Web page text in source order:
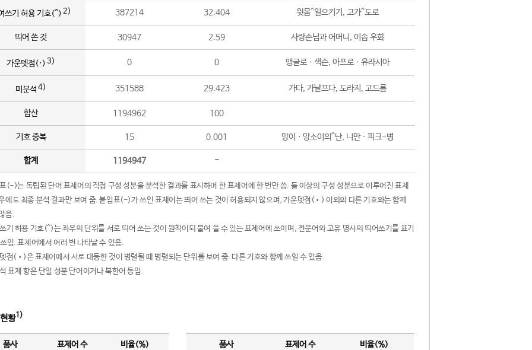
쓰기 허용 기호(^) 2) 387214 32.404 윗몸^일으키기, 고가^도로
띄어 쓴 것 30947 2.59 사랑손님과 어머니, 이솝 우화
가운뎃점(·) 3) 0 0 앵글로ㆍ색슨, 아프로ㆍ유라시아
미분석 4) 351588 29.423 가다, 가냘프다, 도라지, 고드름
합산 1194962 100
기호 중복 15 0.001 망이ㆍ망소이의^난, 니만ㆍ피크-병
합계 1194947 -
(-)는 독립된 단어 표제어의 직접 구성 성분을 분석한 결과를 표시하며 한 표제어에 한 번만 씀. 둘 이상의 구성 성분으로 이루어진 표제
에도 최종 분석 결과만 보여 줌. 붙임표(-)가 쓰인 표제어는 띄어 쓰는 것이 허용되지 않으며, 가운뎃점(•) 이외의 다른 기호와는 함께
음.
기 허용 기호(^)는 좌우의 단위를 서로 띄어 쓰는 것이 원칙이되 붙여 쓸 수 있는 표제어에 쓰이며, 전문어와 고유 명사의 띄어쓰기를 표기
임. 표제어에서 여러 번 나타날 수 있음.
점(•)은 표제어에서 서로 대등한 것이 병렬될 때 병렬되는 단위를 보여 줌. 다른 기호와 함께 쓰일 수 있음.
표제 항은 단일 성분 단어이거나 북한어 등임.
황1)
품사 표제어 수 비율(%) 품사 표제어 수 비율(%)